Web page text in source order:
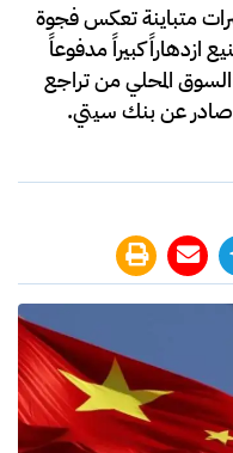
متباينة تعكس فجوة
ازدهاراً كبيراً مدفوعاً
السوق المحلي من تراجع
صادر عن بنك سيتي.